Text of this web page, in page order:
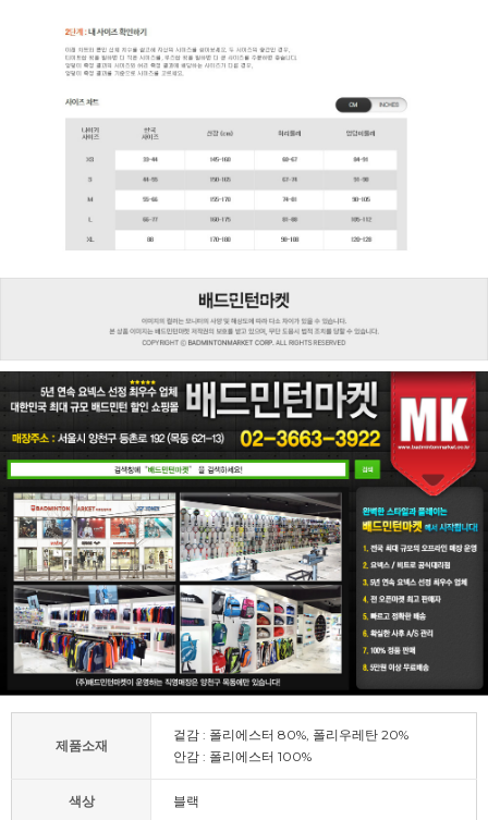
제품소재
겉감 : 폴리에스터 80%, 폴리우레탄 20%
안감 : 폴리에스터 100%
색상 블랙